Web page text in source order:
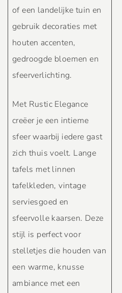
of een landelijke tuin en
gebruik decoraties met
houten accenten,
gedroogde bloemen en
sfeerverlichting.
Met Rustic Elegance
creëer je een intieme
sfeer waarbij iedere gast
zich thuis voelt. Lange
tafels met linnen
tafelkleden, vintage
serviesgoed en
sfeervolle kaarsen. Deze
stijl is perfect voor
stelletjes die houden van
een warme, knusse
ambiance met een